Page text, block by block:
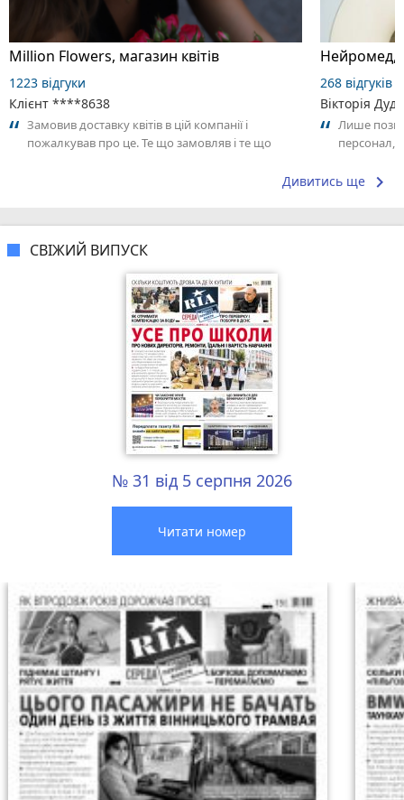
Million Flowers, магазин квітів
1223 відгуки
Клієнт ****8638
Замовив доставку квітів в цій компанії і
пожалкував про це. Те що замовляв і те що
Нейромед,
268 відгуків
Вікторія
Лише
Дивитись ще keyboard_arrow_right
СВІЖИЙ ВИПУСК
№ 31 від 5 серпня 2026
Читати номер